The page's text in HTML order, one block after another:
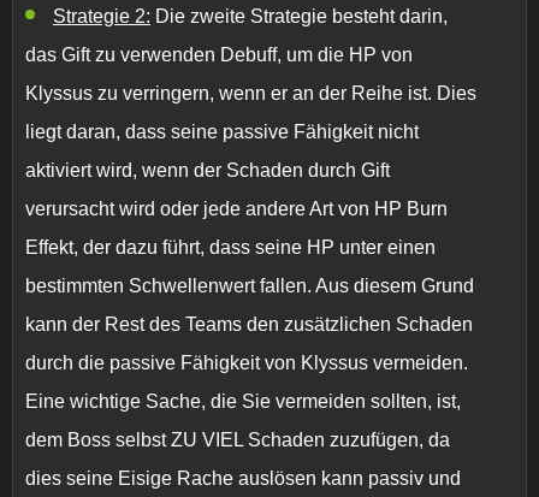
Strategie 2: Die zweite Strategie besteht darin,
das Giftzu verwenden Debuff, um die HP von
Klyssus zu verringern, wenn er an der Reihe ist. Dies
liegt daran, dass seine passive Fähigkeit nicht
aktiviert wird, wenn der Schaden durch Gift
verursacht wird oder jede andere Art von HP Burn
Effekt, der dazu führt, dass seine HP unter einen
bestimmten Schwellenwert fallen. Aus diesem Grund
kann der Rest des Teams den zusätzlichen Schaden
durch die passive Fähigkeit von Klyssus vermeiden.
Eine wichtige Sache, die Sie vermeiden sollten, ist,
dem Boss selbst ZU VIEL Schaden zuzufügen, da
dies seine Eisige Rache auslösen kann passiv und